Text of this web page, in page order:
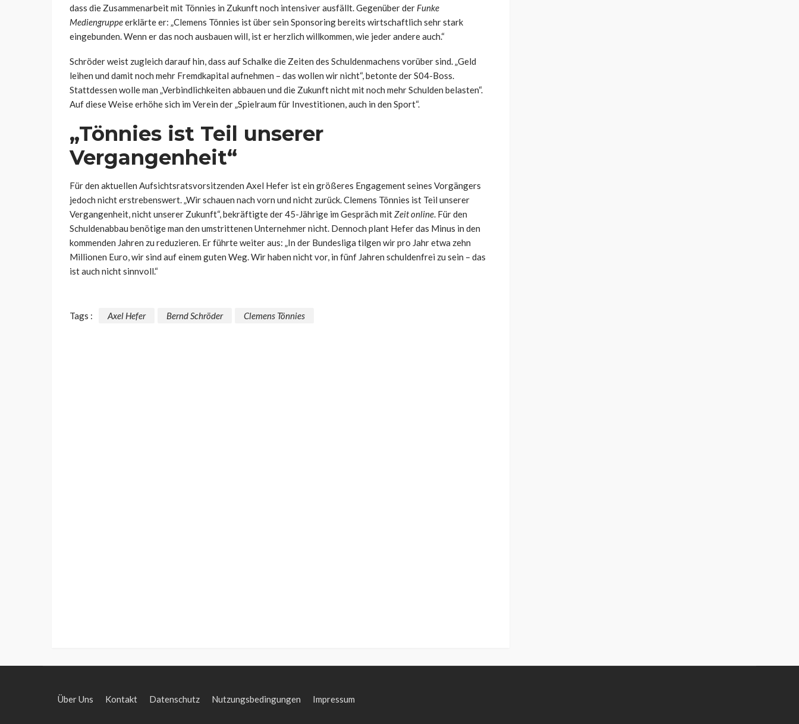
dass die Zusammenarbeit mit Tönnies in Zukunft noch intensiver ausfällt. Gegenüber der Funke
Mediengruppeerklärte er: „Clemens Tönnies ist über sein Sponsoring bereits wirtschaftlich sehr stark
eingebunden. Wenn er das noch ausbauen will, ist er herzlich willkommen, wie jeder andere auch.“
Schröder weist zugleich darauf hin, dass auf Schalke die Zeiten des Schuldenmachens vorüber sind. „Geld
leihen und damit noch mehr Fremdkapital aufnehmen – das wollen wir nicht“, betonte der S04-Boss.
Stattdessen wolle man „Verbindlichkeiten abbauen und die Zukunft nicht mit noch mehr Schulden belasten“.
Auf diese Weise erhöhe sich im Verein der „Spielraum für Investitionen, auch in den Sport“.
„Tönnies ist Teil unserer
Vergangenheit“
Für den aktuellen Aufsichtsratsvorsitzenden Axel Hefer ist ein größeres Engagement seines Vorgängers
jedoch nicht erstrebenswert. „Wir schauen nach vorn und nicht zurück. Clemens Tönnies ist Teil unserer
Vergangenheit, nicht unserer Zukunft“, bekräftigte der 45-Jährige im Gespräch mitZeit online. Für den
Schuldenabbau benötige man den umstrittenen Unternehmer nicht. Dennoch plant Hefer das Minus in den
kommenden Jahren zu reduzieren. Er führte weiter aus: „In der Bundesliga tilgen wir pro Jahr etwa zehn
Millionen Euro, wir sind auf einem guten Weg. Wir haben nicht vor, in fünf Jahren schuldenfrei zu sein – das
ist auch nicht sinnvoll.“
Tags : Axel Hefer Bernd Schröder Clemens Tönnies
Über Uns Kontakt Datenschutz Nutzungsbedingungen Impressum